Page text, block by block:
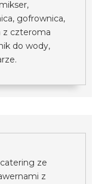
gofrownica,
z czteroma
do wody,
ze
z